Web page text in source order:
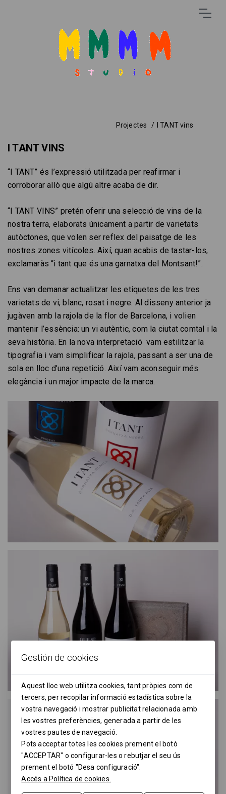
Projectes I TANT vins
I TANT VINS
“I TANT” és l’expressió utilitzada per reafirmar i
corroborar allò que algú altre acaba de dir.
“I TANT VINS” pretén oferir una selecció de vins de la
nostra terra, elaborats únicament a partir de varietats
autòctones, que volen ser reflex del paisatge de les
nostres zones vitícoles. Així, quan acabis de tastar-los,
exclamaràs “i tant que és una garnatxa del Montsant!”.
Ens van demanar actualitzar les etiquetes de les tres
varietats de vi; blanc, rosat i negre. Al disseny anterior ja
jugàven amb la rajola de la flor de Barcelona, i volien
mantenir l’essència: un vi autèntic, com la ciutat comtal i la
seva història. En la nova interpretació vam estilitzar la
tipografia i vam simplificar la rajola, passant a ser una de
sola en lloc d’una repetició. Així vam aconseguir més
elegància i un major impacte de la marca.
Gestión de cookies
Aquest lloc web utilitza cookies, tant pròpies com de
tercers, per recopilar informació estadística sobre la
vostra navegació i mostrar publicitat relacionada amb
les vostres preferències, generada a partir de les
vostres pautes de navegació.
Pots acceptar totes les cookies prement el botó
"ACCEPTAR" o configurar-les o rebutjar el seu ús
prement el botó "Desa configuració".
Accés a Política de cookies.